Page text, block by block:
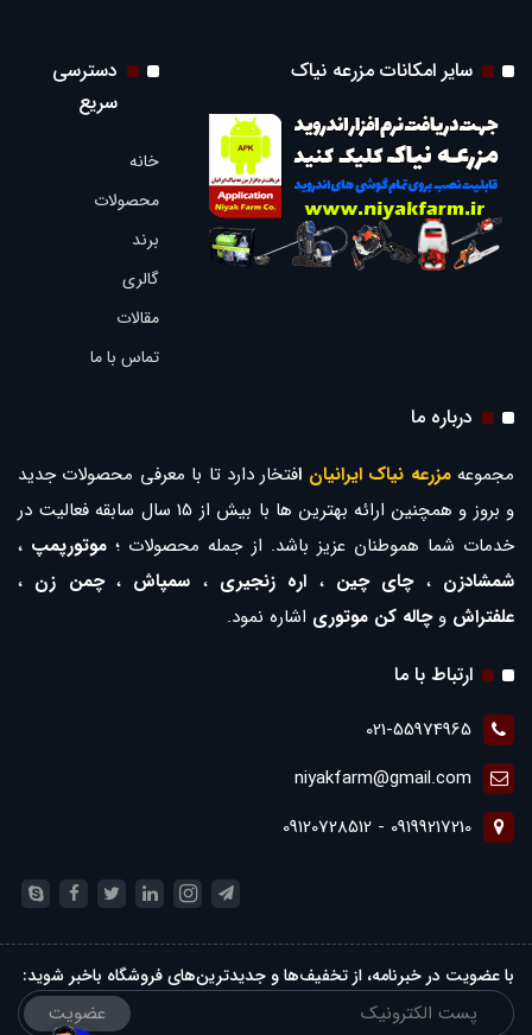
سایر امکانات مزرعه نیاک
دسترسی
سریع
خانه
محصولات
برند
گالری
مقالات
تماس با ما
درباره ما
مجموعهمزرعه نیاک ایرانیان افتخار دارد تا با معرفی محصولات جدید
و بروز و همچنین ارائه بهترین ها با بیش از 15 سال سابقه فعالیت در
خدمات شما هموطنان عزیز باشد. از جمله محصولات ؛ موتورپمپ ،
شمشادزن ،چای چین ، اره زنجیری ، سمپاش ،چمن زن ،
علفتراش وچاله کن موتوری اشاره نمود.
ارتباط با ما
021-55974965
niyakfarm@gmail.com
09199217210 - 09120728512
با عضویت در خبرنامه، از تخفیف‌ها و جدیدترین‌های فروشگاه باخبر شوید:
عضویت